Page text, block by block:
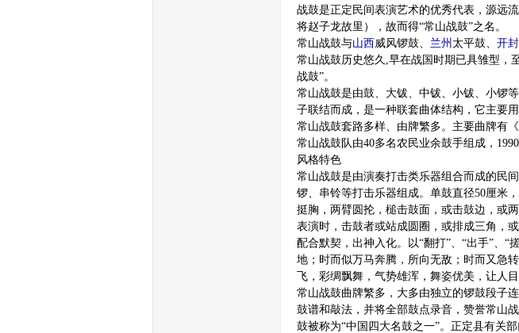
战鼓是正定民间表演艺术的优秀代表，源远
将赵子龙故里），故而得“常山战鼓”之名。
常山战鼓与山西威风锣鼓、 兰州 太平鼓、 开封
常山战鼓历史悠久,早在战国时期已具雏型，
战鼓”。
常山战鼓是由鼓、大钹、中钹、小钹、小锣
子联结而成，是一种联套曲体结构，它主要
常山战鼓套路多样、由牌繁多。主要曲牌有
常山战鼓队由40多名农民业余鼓手组成，
风格特色
常山战鼓是由演奏打击类乐器组合而成的民
锣、串铃等打击乐器组成。单鼓直径50厘米
挺胸，两臂圆抡，槌击鼓面，或击鼓边，或
表演时，击鼓者或站成圆圈，或排成三角，
配合默契，出神入化。以“翻打”、“出手”、“
地；时而似万马奔腾，所向无敌；时而又急
飞，彩绸飘舞，气势雄浑，舞姿优美，让人
常山战鼓曲牌繁多，大多由独立的锣鼓段子
鼓谱和敲法，并将全部鼓点录音，赞誉常山
鼓被称为“中国四大名鼓之一”。正定县有关